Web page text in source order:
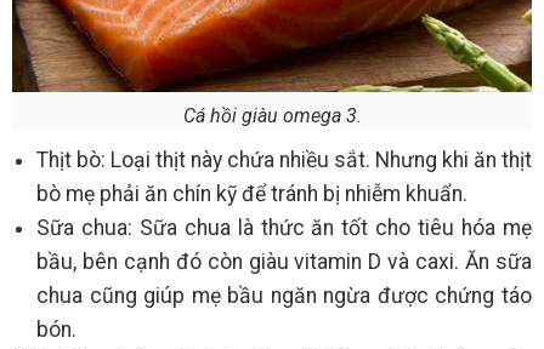
Cá hồi giàu omega 3.
Thịt bò: Loại thịt này chứa nhiều sắt. Nhưng khi ăn thịt
bò mẹ phải ăn chín kỹ để tránh bị nhiễm khuẩn.
Sữa chua: Sữa chua là thức ăn tốt cho tiêu hóa mẹ
bầu, bên cạnh đó còn giàu vitamin D và caxi. Ăn sữa
chua cũng giúp mẹ bầu ngăn ngừa được chứng táo
bón.